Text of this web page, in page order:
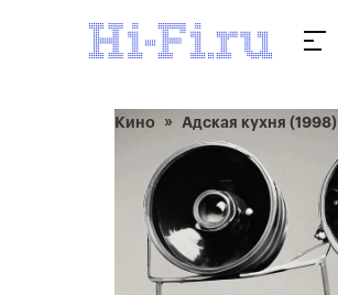
Кино Адская кухня (1998)